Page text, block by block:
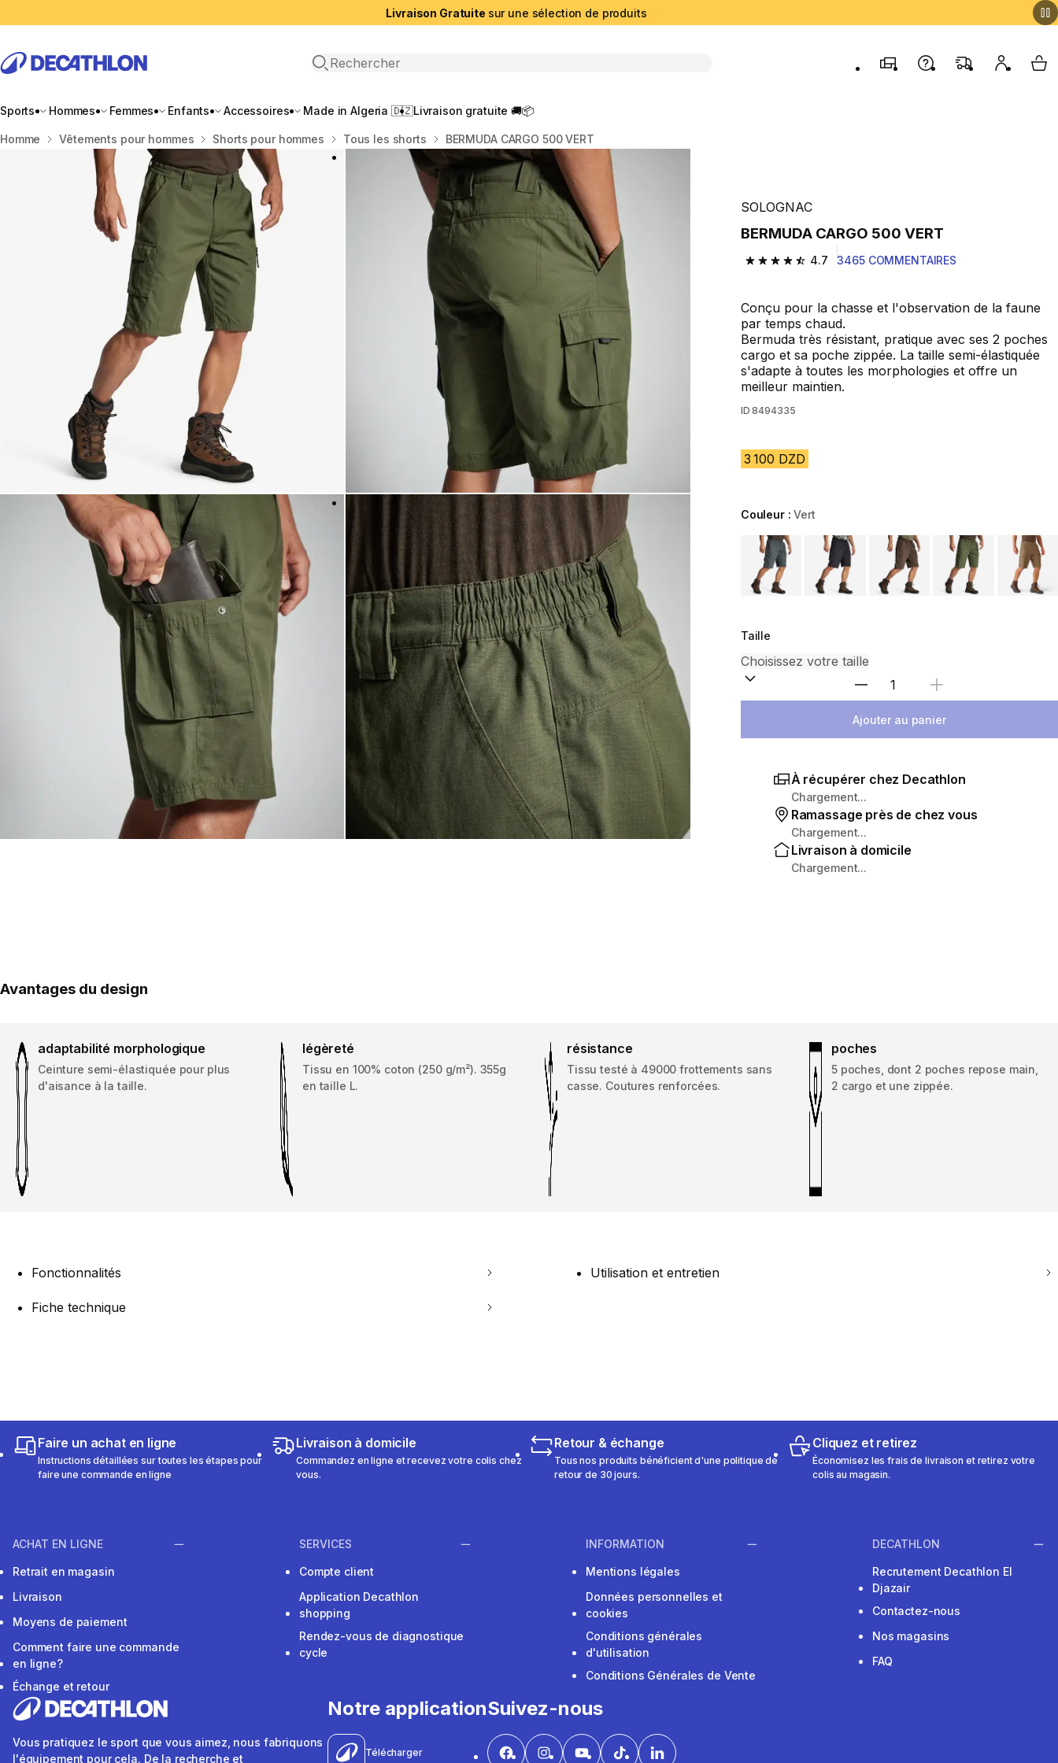
Livraison Gratuite sur une sélection de produits
Recherche ouverte
MagasinsContactez-nous
FAQ Mon My
Sports Hommes Femmes Enfants Accessoires Made in Algeria 🇩🇿Livraison gratuite 🚚📦
Accueil
Homme Vêtements pour hommes Shorts pour hommes Tous les shorts BERMUDA CARGO 500 VERT
SOLOGNAC
BERMUDA CARGO 500 VERT
4.7
4.7 out of 5 stars from 3465 reviews
3465 COMMENTAIRES
Conçu pour la chasse et l'observation de la faune
par temps chaud.
Bermuda très résistant, pratique avec ses 2 poches
cargo et sa poche zippée. La taille semi-élastiquée
s'adapte à toutes les morphologies et offre un
meilleur maintien.
ID 8494335
3 100 DZD
Couleur :Vert
Choose a variant
Taille
Sélectionnez la quantité
Ajouter au panier
À récupérer chez Decathlon
Chargement...
Ramassage près de chez vous
Chargement...
Livraison à domicile
Chargement...
Avantages du design
adaptabilité morphologique
Ceinture semi-élastiquée pour plus
d'aisance à la taille.
légèreté
Tissu en 100% coton (250 g/m²). 355g
en taille L.
résistance
Tissu testé à 49000 frottements sans
casse. Coutures renforcées.
poches
5 poches, dont 2 poches repose main,
2 cargo et une zippée.
Fonctionnalités Utilisation et entretien
Fiche technique
Faire un achat en ligne
Instructions détaillées sur toutes les étapes pour
faire une commande en ligne
Livraison à domicile
Commandez en ligne et recevez votre colis chez
vous.
Retour & échange
Tous nos produits bénéficient d'une politique de
retour de 30 jours.
Cliquez et retirez
Économisez les frais de livraison et retirez votre
colis au magasin.
ACHAT EN LIGNE
Retrait en magasin
Livraison
Moyens de paiement
Comment faire une commande
en ligne?
Échange et retour
SERVICES
Compte client
Application Decathlon
shopping
Rendez-vous de diagnostique
cycle
INFORMATION
Mentions légales
Données personnelles et
cookies
Conditions générales
d'utilisation
Conditions Générales de Vente
DECATHLON
Recrutement Decathlon El
Djazair
Contactez-nous
Nos magasins
FAQ
Vous pratiquez le sport que vous aimez, nous fabriquons
l'équipement pour cela. De la recherche et
Notre application
Télécharger
Suivez-nous